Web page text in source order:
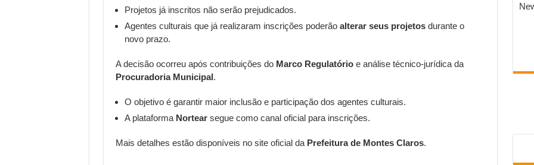
Projetos já inscritos não serão prejudicados.
Agentes culturais que já realizaram inscrições poderão alterar seus projetosdurante o
novo prazo.
A decisão ocorreu após contribuições do Marco Regulatórioe análise técnico-jurídica da
Procuradoria Municipal.
O objetivo é garantir maior inclusão e participação dos agentes culturais.
A plataforma Nortearsegue como canal oficial para inscrições.
Mais detalhes estão disponíveis no site oficial da Prefeitura de Montes Claros.